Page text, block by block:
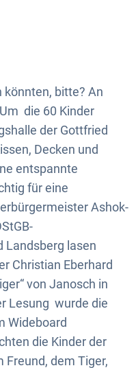
könnten, bitte? An
die 60 Kinder
der Gottfried
Decken und
entspannte
für eine
Ashok-
Landsberg lasen
Christian Eberhard
von Janosch in
Lesung wurde die
Wideboard
die Kinder der
Freund, dem Tiger,